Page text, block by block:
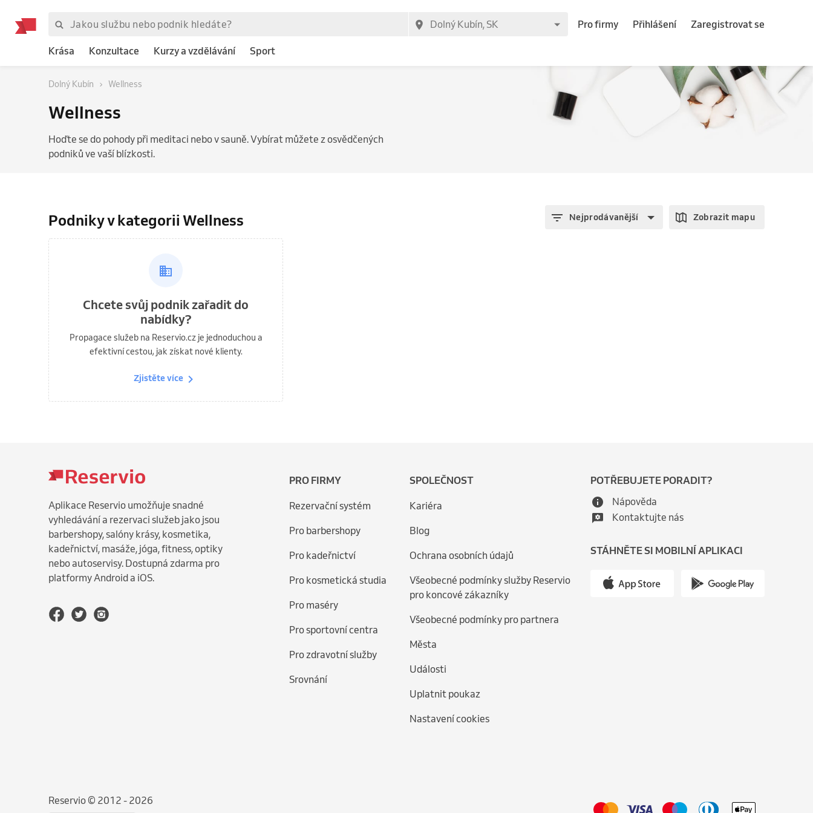
Pro firmy Přihlášení Zaregistrovat se
Krása Konzultace Kurzy a vzdělávání Sport
Dolný Kubín Wellness
Wellness
Hoďte se do pohody při meditaci nebo v sauně. Vybírat můžete z osvědčených
podniků ve vaší blízkosti.
Podniky v kategorii Wellness Nejprodávanější Zobrazit mapu
Chcete svůj podnik zařadit do
nabídky?
Propagace služeb na Reservio.cz je jednoduchou a
efektivní cestou, jak získat nové klienty.
Zjistěte více
Aplikace Reservio umožňuje snadné
vyhledávání a rezervaci služeb jako jsou
barbershopy, salóny krásy, kosmetika,
kadeřnictví, masáže, jóga, fitness, optiky
nebo autoservisy. Dostupná zdarma pro
platformy Android a iOS.
PRO FIRMY
Rezervační systém
Pro barbershopy
Pro kadeřnictví
Pro kosmetická studia
Pro maséry
Pro sportovní centra
Pro zdravotní služby
Srovnání
SPOLEČNOST
Kariéra
Blog
Ochrana osobních údajů
Všeobecné podmínky služby Reservio
pro koncové zákazníky
Všeobecné podmínky pro partnera
Města
Události
Uplatnit poukaz
Nastavení cookies
POTŘEBUJETE PORADIT?
Nápověda
Kontaktujte nás
STÁHNĚTE SI MOBILNÍ APLIKACI
Reservio © 2012 - 2026